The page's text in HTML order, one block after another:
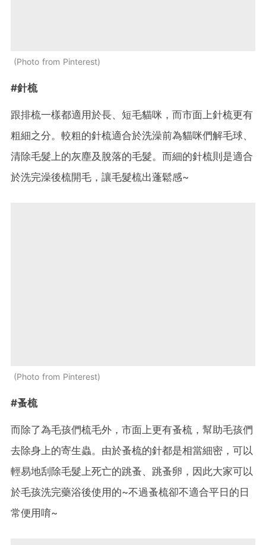
Photo from Pinterest
#針梳
跟排梳一樣都適用於長、短毛貓咪，而市面上針梳更有
粗細之分。較粗的針梳適合於洗澡前為貓咪們解毛球、
清除毛髮上的灰塵及脫落的毛髮。而細的針梳則是適合
於洗完澡後梳開毛，讓毛髮梳出蓬鬆感~
Photo from Pinterest
#蚤梳
而除了為毛孩們梳毛外，市面上更有蚤梳，幫助毛孩們
去除身上的寄生蟲。由於蚤梳的針都是相當細密，可以
輕易地刮除毛髮上死亡的跳蚤、跳蚤卵，因此大家可以
於毛孩洗完藥浴後使用的~不過蚤梳卻不適合平日的日
常便用唷~